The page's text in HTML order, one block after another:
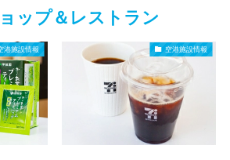
ップ＆レストラン
港施設情報 空港施設情報